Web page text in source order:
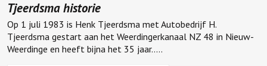
Tjeerdsma historie
Op 1 juli 1983 is Henk Tjeerdsma met Autobedrijf H.
Tjeerdsma gestart aan het Weerdingerkanaal NZ 48 in Nieuw-
Weerdinge en heeft bijna het 35 jaar.....